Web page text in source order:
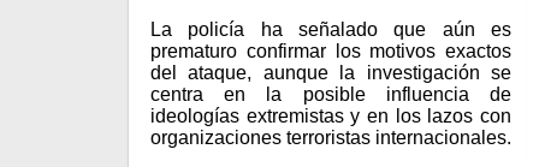
La policía ha señalado que aún es
prematuro confirmar los motivos exactos
del ataque, aunque la investigación se
centra en la posible influencia de
ideologías extremistas y en los lazos con
organizaciones terroristas internacionales.